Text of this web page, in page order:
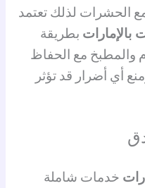
الحشرات لذلك تعتمد
بالإمارات بطريقة
والمطبخ مع الحفاظ
أي أضرار قد تؤثر
خدمات شاملة